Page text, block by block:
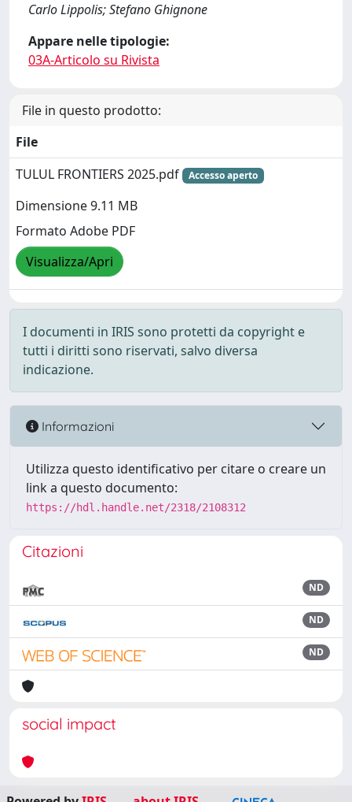
Carlo Lippolis; Stefano Ghignone
Appare nelle tipologie:
03A-Articolo su Rivista
File in questo prodotto:
File
TULUL FRONTIERS 2025.pdf
Accesso aperto
Dimensione 9.11 MB
Formato Adobe PDF
Visualizza/Apri
I documenti in IRIS sono protetti da copyright e
tutti i diritti sono riservati, salvo diversa
indicazione.
Informazioni
Utilizza questo identificativo per citare o creare un
link a questo documento:
https://hdl.handle.net/2318/2108312
Citazioni
ND
ND
ND
social impact